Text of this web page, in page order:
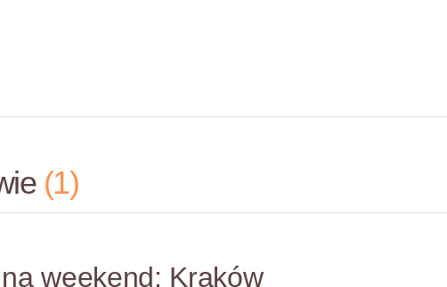
1
na weekend: Kraków